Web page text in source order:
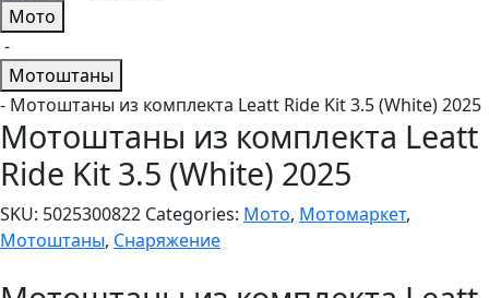
Мото
-
Мотоштаны
- Мотоштаны из комплекта Leatt Ride Kit 3.5 (White) 2025
Мотоштаны из комплекта Leatt
Ride Kit 3.5 (White) 2025
SKU: 5025300822 Categories: Мото, Мотомаркет,
Мотоштаны, Снаряжение